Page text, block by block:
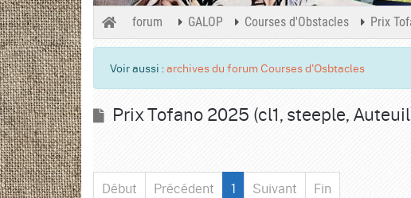
forum GALOP Courses d'Obstacles Prix
Voir aussi :archives du forum Courses d'Osbtacles
Prix Tofano 2025 (cl1, steeple,
Début Précédent 1 Suivant Fin